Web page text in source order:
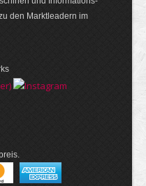
den Marktleadern im